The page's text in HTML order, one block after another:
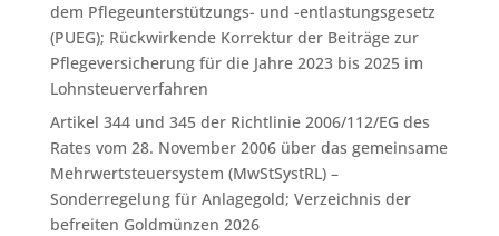
dem Pflegeunterstützungs- und -entlastungsgesetz
(PUEG); Rückwirkende Korrektur der Beiträge zur
Pflegeversicherung für die Jahre 2023 bis 2025 im
Lohnsteuerverfahren
Artikel 344 und 345 der Richtlinie 2006/112/EG des
Rates vom 28. November 2006 über das gemeinsame
Mehrwertsteuersystem (MwStSystRL) –
Sonderregelung für Anlagegold; Verzeichnis der
befreiten Goldmünzen 2026